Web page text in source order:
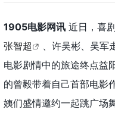
1905电影网讯 近日，喜
张智超
、许吴彬、吴军
电影剧情中的旅途终点益
的曾毅带着自己首部电影
姨们盛情邀约一起跳广场舞